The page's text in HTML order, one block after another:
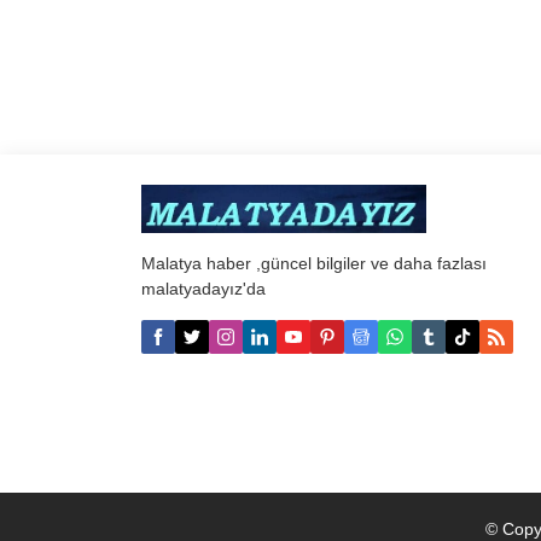
Malatya haber ,güncel bilgiler ve daha fazlası
malatyadayız'da
©